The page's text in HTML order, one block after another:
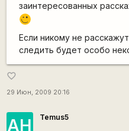
заинтересованных
;)
Если никому не
следить будет особо
favorite_border
29 Июн, 2009 20:16
АН Temus5